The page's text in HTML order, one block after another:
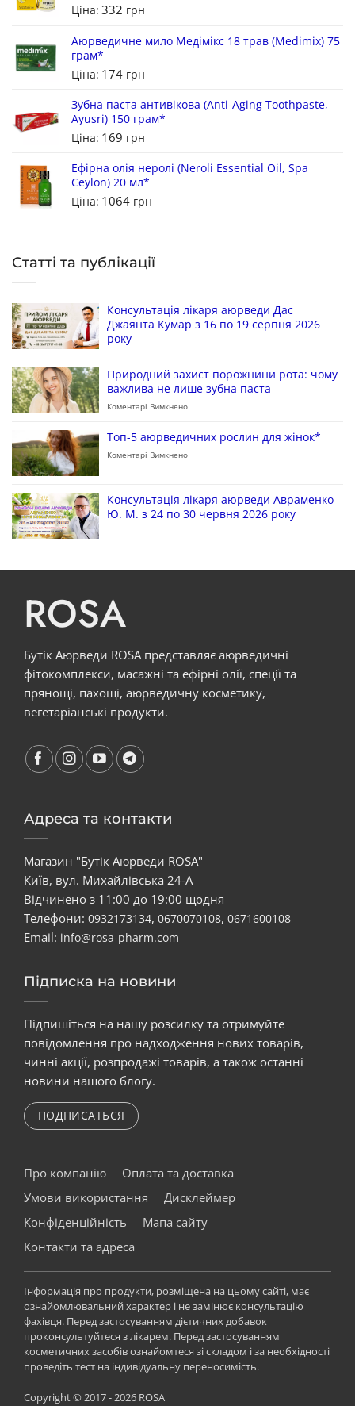
Ціна: 332 грн
Аюрведичне мило Медімікс 18 трав (Medimix) 75
грам*
Ціна: 174 грн
Зубна паста антивікова (Anti-Aging Toothpaste,
Ayusri) 150 грам*
Ціна: 169 грн
Ефірна олія неролі (Neroli Essential Oil, Spa
Ceylon) 20 мл*
Ціна: 1064 грн
Статті та публікації
Консультація лікаря аюрведи Дас
Джаянта Кумар з 16 по 19 серпня 2026
року
Природний захист порожнини рота: чому
важлива не лише зубна паста
Коментарі Вимкнено
Топ-5 аюрведичних рослин для жінок*
Коментарі Вимкнено
Консультація лікаря аюрведи Авраменко
Ю. М. з 24 по 30 червня 2026 року
ROSA
Бутік Аюрведи ROSA представляє аюрведичні
фітокомплекси, масажні та ефірні олії, спеції та
прянощі, пахощі, аюрведичну косметику,
вегетаріанські продукти.
Адреса та контакти
Магазин "Бутік Аюрведи ROSA"
Київ, вул. Михайлівська 24-А
Відчинено з 11:00 до 19:00 щодня
Телефони: 0932173134, 0670070108, 0671600108
Email: info@rosa-pharm.com
Підписка на новини
Підпишіться на нашу розсилку та отримуйте
повідомлення про надходження нових товарів,
чинні акції, розпродажі товарів, а також останні
новини нашого блогу.
ПОДПИСАТЬСЯ
Про компанію
Оплата та доставка
Умови використання
Дисклеймер
Конфіденційність
Мапа сайту
Контакти та адреса
Інформація про продукти, розміщена на цьому сайті, має
ознайомлювальний характер і не замінює консультацію
фахівця. Перед застосуванням дієтичних добавок
проконсультуйтеся з лікарем. Перед застосуванням
косметичних засобів ознайомтеся зі складом і за необхідності
проведіть тест на індивідуальну переносимість.
Copyright © 2017 - 2026 ROSA